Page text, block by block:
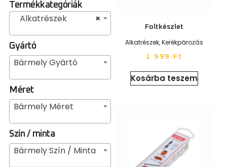
Termékkategóriák
×
Alkatrészek
Gyártó
Bármely Gyártó
Méret
Bármely Méret
Szín / minta
Bármely Szín / Minta
Foltkészlet
Alkatrészek,Kerékpározás
1 999 Ft
Kosárba teszem